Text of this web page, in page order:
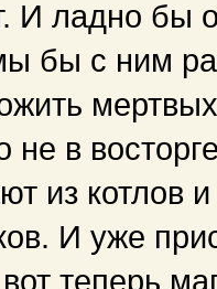
И ладно бы
бы с ним
не в
из котлов
И уже
теперь